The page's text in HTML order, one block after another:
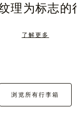
理为标志的
了解更多
浏览所有行李箱